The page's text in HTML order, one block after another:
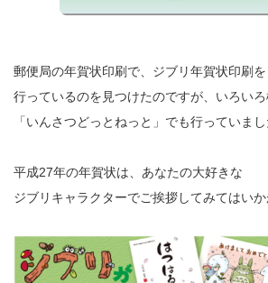
郵便局の年賀状印刷で、ジブリ年賀状印刷を
行っているのを見つけたのですが、いろい
「いんさつどっとねっと」でも行っていまし
平成27年の年賀状は、あなたの大好きな
ジブリキャラクターでご挨拶してみてはい